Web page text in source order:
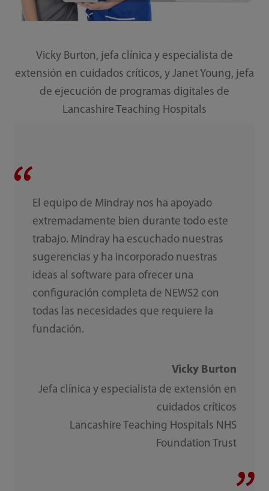
Vicky Burton, jefa clínica y especialista de
extensión en cuidados críticos, y Janet Young, jefa
de ejecución de programas digitales de
Lancashire Teaching Hospitals
El equipo de Mindray nos ha apoyado
extremadamente bien durante todo este
trabajo. Mindray ha escuchado nuestras
sugerencias y ha incorporado nuestras
ideas al software para ofrecer una
configuración completa de NEWS2 con
todas las necesidades que requiere la
fundación.
Vicky Burton
Jefa clínica y especialista de extensión en
cuidados críticos
Lancashire Teaching Hospitals NHS
Foundation Trust